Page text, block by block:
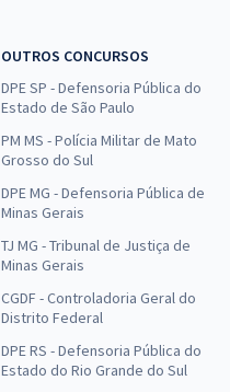
OUTROS CONCURSOS
DPE SP - Defensoria Pública do
Estado de São Paulo
PM MS - Polícia Militar de Mato
Grosso do Sul
DPE MG - Defensoria Pública de
Minas Gerais
TJ MG - Tribunal de Justiça de
Minas Gerais
CGDF - Controladoria Geral do
Distrito Federal
DPE RS - Defensoria Pública do
Estado do Rio Grande do Sul